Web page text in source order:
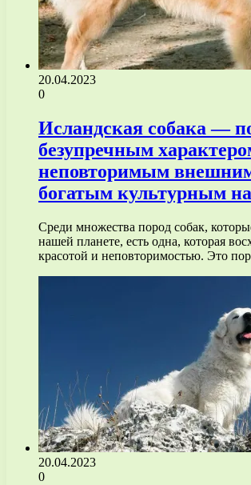
20.04.2023
0
Исландская собака —
безупречным
неповторимым
богатым культурным
Среди множества пород собак,
нашей планете, есть одна, которая
красотой и неповторимостью. Это
20.04.2023
0